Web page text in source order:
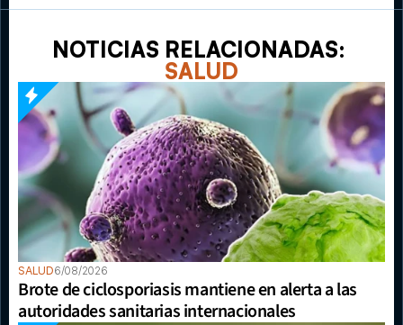
NOTICIAS RELACIONADAS:
SALUD
SALUD6/08/2026
Brote de ciclosporiasis mantiene en alerta a las
autoridades sanitarias internacionales